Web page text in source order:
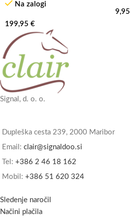
Na zalogi
199,95 €
9,95
Signal, d. o. o.
Dupleška cesta 239, 2000 Maribor
Email: clair@signaldoo.si
Tel: +386 2 46 18 162
Mobil: +386 51 620 324
Sledenje naročil
Načini plačila